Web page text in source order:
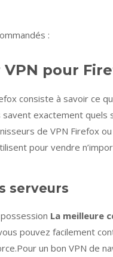
:
pour
consiste à savoir ce
exactement quels
de VPN Firefox
pour vendre
serveurs
La meilleure
pouvez facilement
un bon VPN de